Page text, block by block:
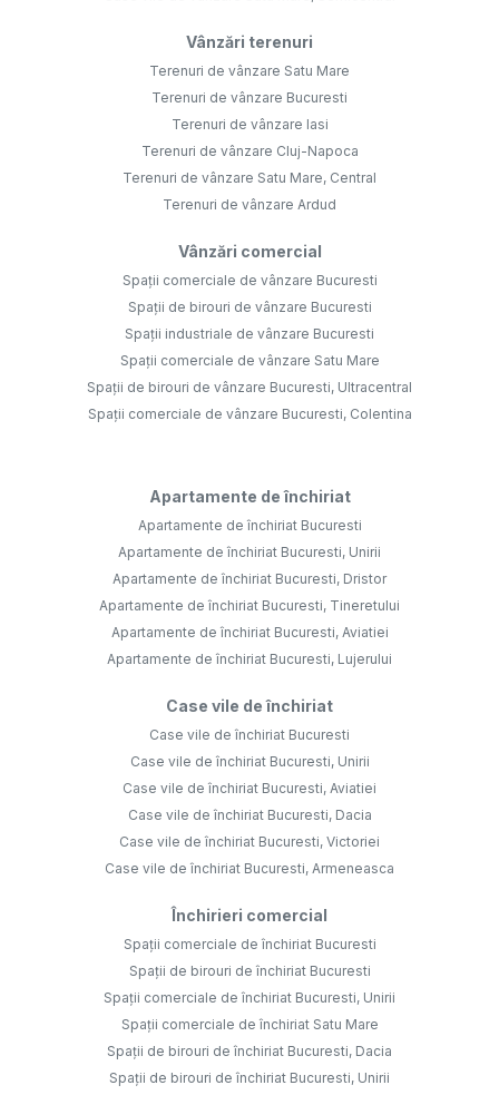
Vânzări terenuri
Terenuri de vânzare Satu Mare
Terenuri de vânzare Bucuresti
Terenuri de vânzare Iasi
Terenuri de vânzare Cluj-Napoca
Terenuri de vânzare Satu Mare, Central
Terenuri de vânzare Ardud
Vânzări comercial
Spații comerciale de vânzare Bucuresti
Spații de birouri de vânzare Bucuresti
Spații industriale de vânzare Bucuresti
Spații comerciale de vânzare Satu Mare
Spații de birouri de vânzare Bucuresti, Ultracentral
Spații comerciale de vânzare Bucuresti, Colentina
Apartamente de închiriat
Apartamente de închiriat Bucuresti
Apartamente de închiriat Bucuresti, Unirii
Apartamente de închiriat Bucuresti, Dristor
Apartamente de închiriat Bucuresti, Tineretului
Apartamente de închiriat Bucuresti, Aviatiei
Apartamente de închiriat Bucuresti, Lujerului
Case vile de închiriat
Case vile de închiriat Bucuresti
Case vile de închiriat Bucuresti, Unirii
Case vile de închiriat Bucuresti, Aviatiei
Case vile de închiriat Bucuresti, Dacia
Case vile de închiriat Bucuresti, Victoriei
Case vile de închiriat Bucuresti, Armeneasca
Închirieri comercial
Spații comerciale de închiriat Bucuresti
Spații de birouri de închiriat Bucuresti
Spații comerciale de închiriat Bucuresti, Unirii
Spații comerciale de închiriat Satu Mare
Spații de birouri de închiriat Bucuresti, Dacia
Spații de birouri de închiriat Bucuresti, Unirii